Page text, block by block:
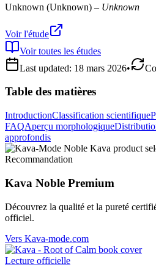
Unknown (Unknown) – Unknown
Voir l'étude
Voir toutes les études
Last updated: 18 mars 2026•
Table des matières
IntroductionClassification scientifique
FAQAperçu morphologique
approfondis
Recommandation
Kava Noble Premium
Découvrez la qualité et la pureté
officiel.
Vers Kava-mode.com
Lecture officielle